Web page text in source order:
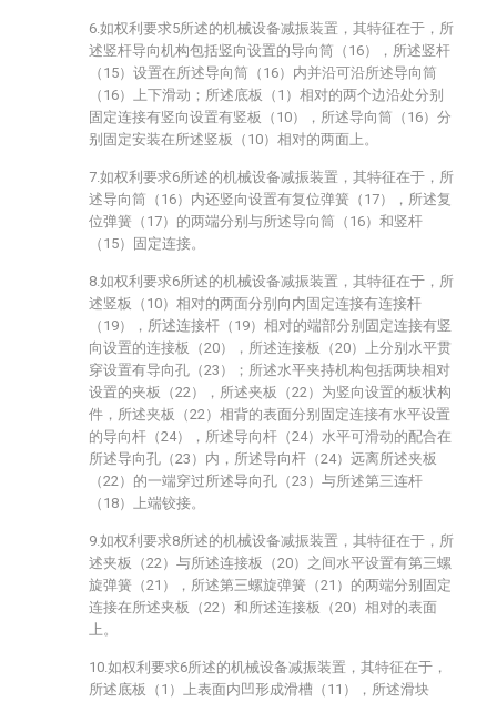
6.如权利要求5所述的机械设备减振装置，其特征在于，所
述竖杆导向机构包括竖向设置的导向筒（16），所述竖杆
（15）设置在所述导向筒（16）内并沿可沿所述导向筒
（16）上下滑动；所述底板（1）相对的两个边沿处分别
固定连接有竖向设置有竖板（10），所述导向筒（16）分
别固定安装在所述竖板（10）相对的两面上。
7.如权利要求6所述的机械设备减振装置，其特征在于，所
述导向筒（16）内还竖向设置有复位弹簧（17），所述复
位弹簧（17）的两端分别与所述导向筒（16）和竖杆
（15）固定连接。
8.如权利要求6所述的机械设备减振装置，其特征在于，所
述竖板（10）相对的两面分别向内固定连接有连接杆
（19），所述连接杆（19）相对的端部分别固定连接有竖
向设置的连接板（20），所述连接板（20）上分别水平贯
穿设置有导向孔（23）；所述水平夹持机构包括两块相对
设置的夹板（22），所述夹板（22）为竖向设置的板状构
件，所述夹板（22）相背的表面分别固定连接有水平设置
的导向杆（24），所述导向杆（24）水平可滑动的配合在
所述导向孔（23）内，所述导向杆（24）远离所述夹板
（22）的一端穿过所述导向孔（23）与所述第三连杆
（18）上端铰接。
9.如权利要求8所述的机械设备减振装置，其特征在于，所
述夹板（22）与所述连接板（20）之间水平设置有第三螺
旋弹簧（21），所述第三螺旋弹簧（21）的两端分别固定
连接在所述夹板（22）和所述连接板（20）相对的表面
上。
10.如权利要求6所述的机械设备减振装置，其特征在于，
所述底板（1）上表面内凹形成滑槽（11），所述滑块